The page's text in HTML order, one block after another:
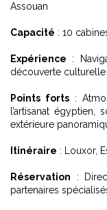
Assouan
Capacité : 10
Expérience :
découverte
Points forts :
l’artisanat égyptien,
extérieure
Itinéraire : Louxor,
Réservation :
partenaires